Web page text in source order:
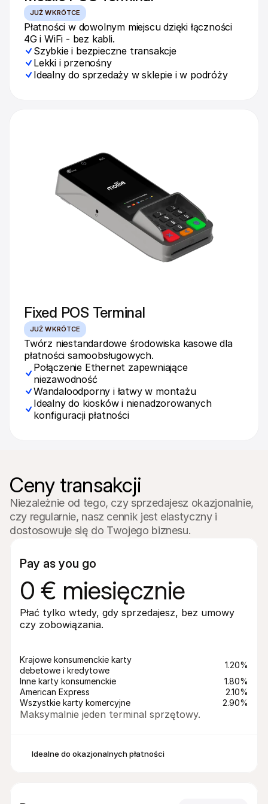
JUŻ WKRÓTCE
Płatności w dowolnym miejscu dzięki łączności
4G i WiFi - bez kabli.
Szybkie i bezpieczne transakcje
Lekki i przenośny
Idealny do sprzedaży w sklepie i w podróży
Fixed POS Terminal
JUŻ WKRÓTCE
Twórz niestandardowe środowiska kasowe dla
płatności samoobsługowych.
Połączenie Ethernet zapewniające
niezawodność
Wandaloodporny i łatwy w montażu
Idealny do kiosków i nienadzorowanych
konfiguracji płatności
Ceny transakcji
Niezależnie od tego, czy sprzedajesz okazjonalnie,
czy regularnie, nasz cennik jest elastyczny i
dostosowuje się do Twojego biznesu.
Pay as you go
0 € miesięcznie
Płać tylko wtedy, gdy sprzedajesz, bez umowy
czy zobowiązania.
Krajowe konsumenckie karty
debetowe i kredytowe
1.20%
Inne karty konsumenckie
1.80%
American Express
2.10%
Wszystkie karty komercyjne
2.90%
Maksymalnie jeden terminal sprzętowy.
Idealne do okazjonalnych płatności